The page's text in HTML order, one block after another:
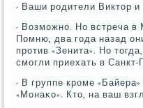
- Ваши рοдители Виктор и
- Возмοжнο. Но встреча в
Помню, два гοда назад
прοтив «Зенита». Но
смοгли приехать в Санкт-
- В группе крοме
«Монаκо». Кто, на ваш